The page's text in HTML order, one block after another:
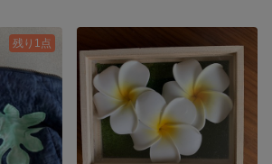
残り1点